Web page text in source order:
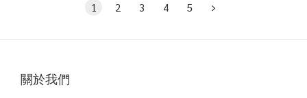
1 2 3 4 5
關於我們